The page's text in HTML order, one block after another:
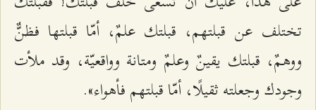
تختلف عن قبلتهم، قبلتك علمٌ، أمّا قبلتها فظنٌّ
ووهمٌ، قبلتك يقينٌ وعلمٌ ومتانة وواقعيّة، وقد ملأت
وجودك وجعلته ثقيلًا، أمّا قبلتهم فأهواء».